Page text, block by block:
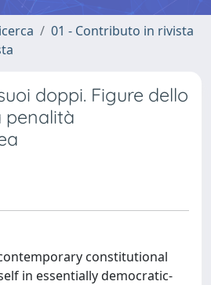
01 - Contributo in rivista
doppi. Figure dello
penalità
constitutional
in essentially democratic-